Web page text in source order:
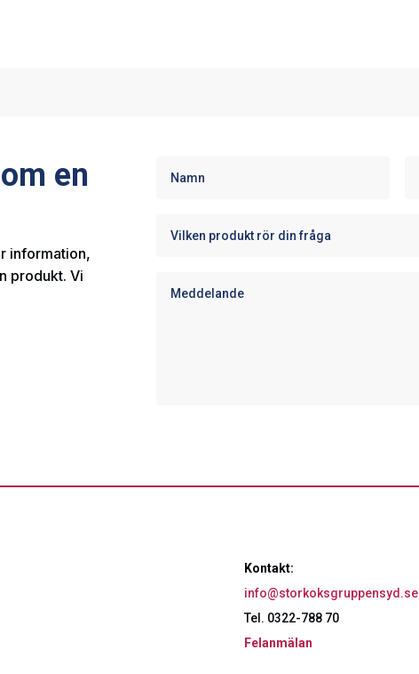
en
information,
produkt. Vi
Kontakt:
info@storkoksgruppensyd.se
Tel. 0322-788 70
Felanmälan